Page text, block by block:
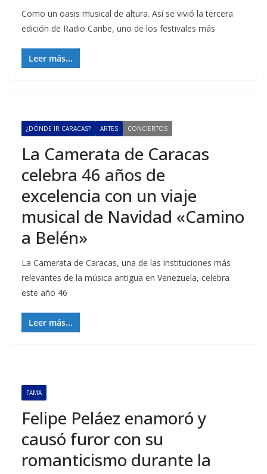
Como un oasis musical de altura. Así se vivió la tercera
edición de Radio Caribe, uno de los festivales más
Leer más...
¿DÓNDE IR CARACAS? ARTES CONCIERTOS
La Camerata de Caracas
celebra 46 años de
excelencia con un viaje
musical de Navidad «Camino
a Belén»
La Camerata de Caracas, una de las instituciones más
relevantes de la música antigua en Venezuela, celebra
este año 46
Leer más...
FAMA
Felipe Peláez enamoró y
causó furor con su
romanticismo durante la